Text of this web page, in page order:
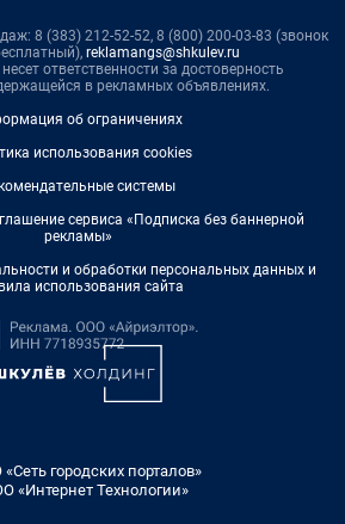
8 (383) 212-52-52, 8 (800) 200-03-83 (звонок
reklamangs@shkulev.ru
ответственности за достоверность
в рекламных объявлениях.
об ограничениях
использования cookies
системы
сервиса «Подписка без баннерной
рекламы»
и обработки персональных данных и
использования сайта
городских порталов»
«Интернет Технологии»